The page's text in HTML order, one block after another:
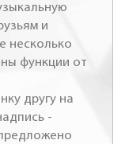
и
несколько
функции от
другу на
-